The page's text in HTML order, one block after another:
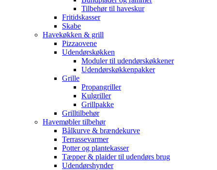
Tilbehør til haveskur
Fritidskasser
Skabe
Havekøkken & grill
Pizzaovene
Udendørskøkken
Moduler til udendørskøkkener
Udendørskøkkenpakker
Grille
Propangriller
Kulgriller
Grillpakke
Grilltilbehør
Havemøbler tilbehør
Bålkurve & brændekurve
Terrassevarmer
Potter og plantekasser
Tæpper & plaider til udendørs brug
Udendørshynder